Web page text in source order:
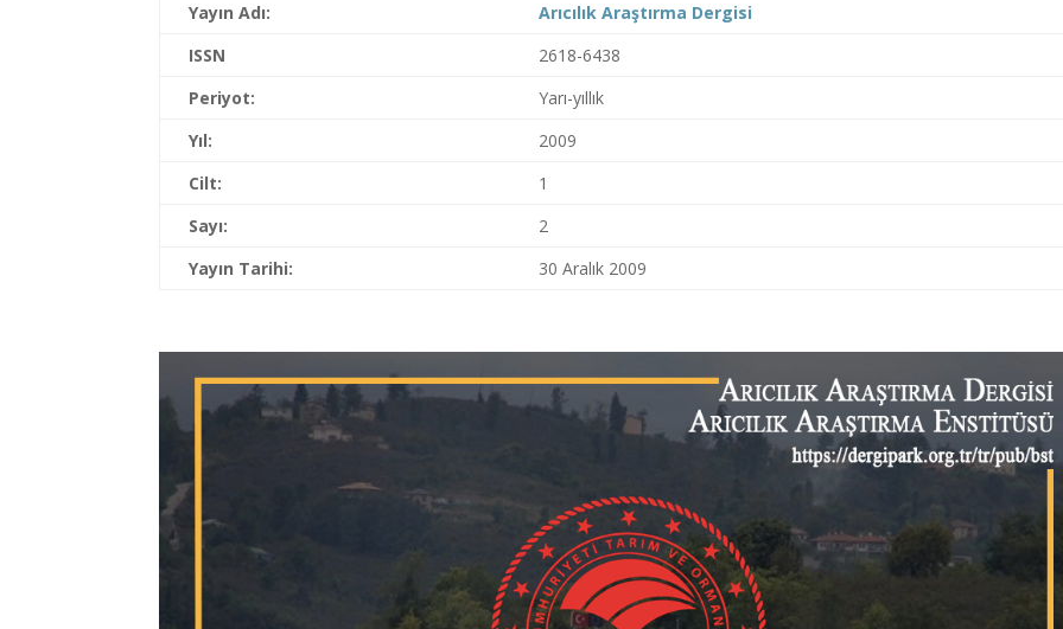
Yayın Adı:
Arıcılık Araştırma Dergisi
ISSN
2618-6438
Periyot:
Yarı-yıllık
Yıl:
2009
Cilt:
1
Sayı:
2
Yayın Tarihi:
30 Aralık 2009